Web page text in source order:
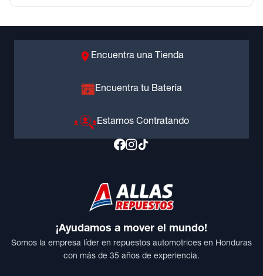
Encuentra una Tienda
Encuentra tu Batería
Estamos Contratando
¡Ayudamos a mover el mundo!
Somos la empresa líder en repuestos automotrices en Honduras
con más de 35 años de experiencia.